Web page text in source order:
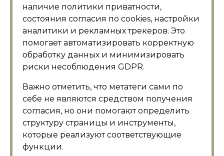
наличие политики приватности,
состояния согласия по cookies, настройки
аналитики и рекламных трекеров. Это
помогает автоматизировать корректную
обработку данных и минимизировать
риски несоблюдения GDPR.
Важно отметить, что метатеги сами по
себе не являются средством получения
согласия, но они помогают определить
структуру страницы и инструменты,
которые реализуют соответствующие
функции.